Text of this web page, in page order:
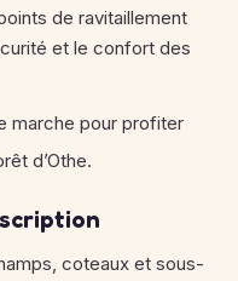
de ravitaillement
et le confort des
marche pour profiter
d’Othe.
coteaux et sous-